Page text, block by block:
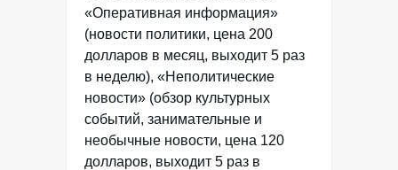
«Оперативная информация»
(новости политики, цена 200
долларов в месяц, выходит 5 раз
в неделю), «Неполитические
новости» (обзор культурных
событий, занимательные и
необычные новости, цена 120
долларов, выходит 5 раз в